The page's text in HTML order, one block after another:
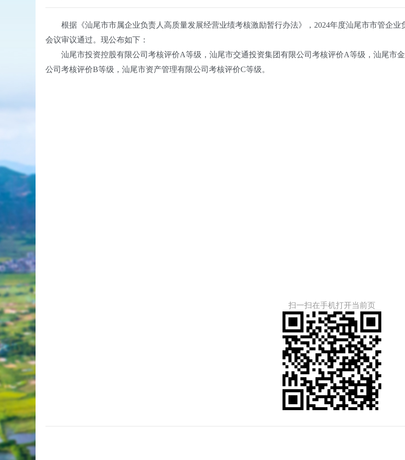
根据《汕尾市市属企业负责人高质量发展经营业绩考核激励暂行办法》，2024年度汕尾市市管企业
会议审议通过。现公布如下：
汕尾市投资控股有限公司考核评价A等级，汕尾市交通投资集团有限公司考核评价A等级，汕尾市
公司考核评价B等级，汕尾市资产管理有限公司考核评价C等级。
扫一扫在手机打开当前页